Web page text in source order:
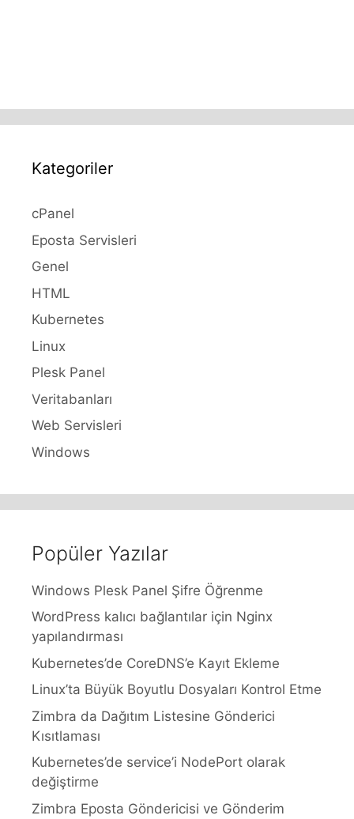
Kategoriler
cPanel
Eposta Servisleri
Genel
HTML
Kubernetes
Linux
Plesk Panel
Veritabanları
Web Servisleri
Windows
Popüler Yazılar
Windows Plesk Panel Şifre Öğrenme
WordPress kalıcı bağlantılar için Nginx
yapılandırması
Kubernetes’de CoreDNS’e Kayıt Ekleme
Linux’ta Büyük Boyutlu Dosyaları Kontrol Etme
Zimbra da Dağıtım Listesine Gönderici
Kısıtlaması
Kubernetes’de service’i NodePort olarak
değiştirme
Zimbra Eposta Göndericisi ve Gönderim